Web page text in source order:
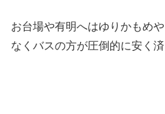
お台場や有明へはゆりかもめ
なくバスの方が圧倒的に安く